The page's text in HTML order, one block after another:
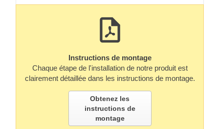
Instructions de montage
Chaque étape de l'installation de notre produit est
clairement détaillée dans les instructions de montage.
Obtenez les
instructions de
montage